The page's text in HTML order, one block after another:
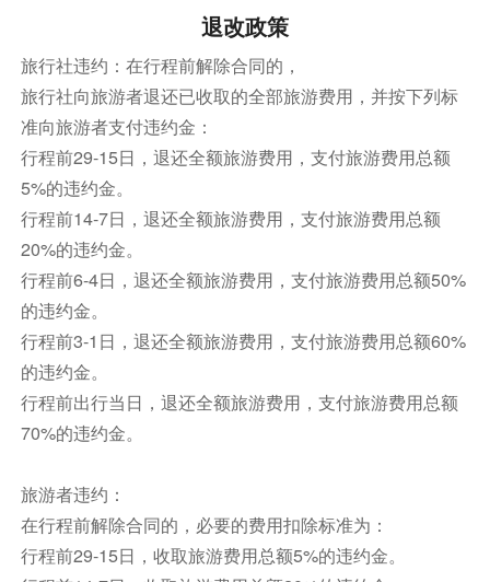
FM870 BUD/PVG 1230/0540+1
前往机场搭乘国际航班返回上海。
以实际开票为准
敬请自理
餐饮
早餐：自理
住宿
夜宿飞机
第12天 上海❤️
敬请自理
申根领事馆规定：所有团员回国后须提供全程登机
牌及护照原件交使馆/领事馆办理销签（使领馆核
销签证工作日通常需要1-2周，核销完毕方可返还
护照原件，敬请留意！）
餐饮
早餐：自理
中餐：自理 晚餐：自理
退改政策
旅行社违约：在行程前解除合同的，
旅行社向旅游者退还已收取的全部旅游费用，并按下列标
准向旅游者支付违约金：
行程前29-15日，退还全额旅游费用，支付旅游费用总额
5%的违约金。
行程前14-7日，退还全额旅游费用，支付旅游费用总额
20%的违约金。
行程前6-4日，退还全额旅游费用，支付旅游费用总额50%
的违约金。
行程前3-1日，退还全额旅游费用，支付旅游费用总额60%
的违约金。
行程前出行当日，退还全额旅游费用，支付旅游费用总额
70%的违约金。
旅游者违约：
在行程前解除合同的，必要的费用扣除标准为：
行程前29-15日，收取旅游费用总额5%的违约金。